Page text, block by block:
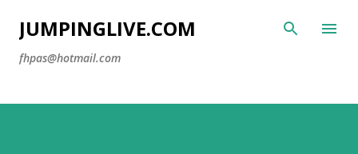
Ir al contenido principal
JUMPINGLIVE.COM
fhpas@hotmail.com